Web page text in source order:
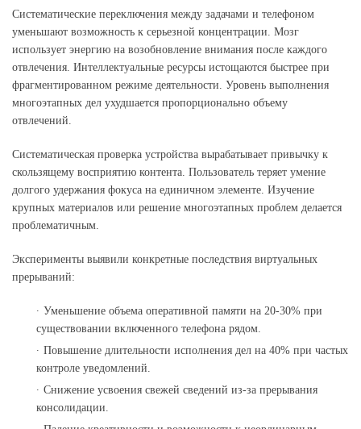
Систематические переключения между задачами и телефоном
уменьшают возможность к серьезной концентрации. Мозг
использует энергию на возобновление внимания после каждого
отвлечения. Интеллектуальные ресурсы истощаются быстрее при
фрагментированном режиме деятельности. Уровень выполнения
многоэтапных дел ухудшается пропорционально объему
отвлечений.
Систематическая проверка устройства вырабатывает привычку к
скользящему восприятию контента. Пользователь теряет умение
долгого удержания фокуса на единичном элементе. Изучение
крупных материалов или решение многоэтапных проблем делается
проблематичным.
Эксперименты выявили конкретные последствия виртуальных
прерываний:
Уменьшение объема оперативной памяти на 20-30% при
существовании включенного телефона рядом.
Повышение длительности исполнения дел на 40% при частых
контроле уведомлений.
Снижение усвоения свежей сведений из-за прерывания
консолидации.